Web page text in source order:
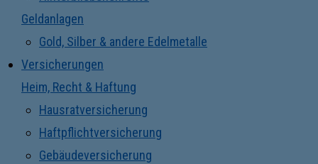
Geldanlagen
Gold, Silber & andere Edelmetalle
Versicherungen
Heim, Recht & Haftung
Hausratversicherung
Haftpflichtversicherung
Gebäudeversicherung